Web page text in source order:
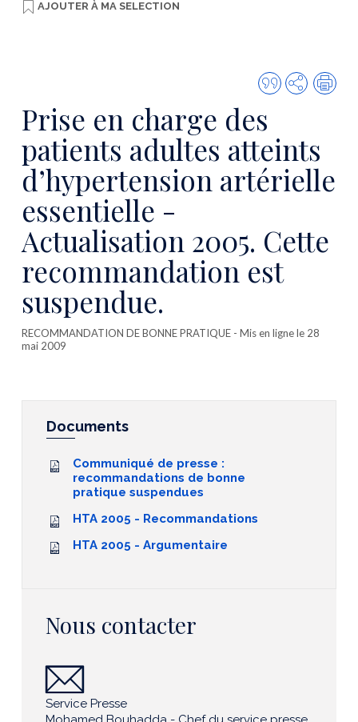
AJOUTER À MA SELECTION
Citer
cette
Partager
Prise en charge des
patients adultes atteints
d’hypertension artérielle
essentielle -
Actualisation 2005. Cette
recommandation est
suspendue.
RECOMMANDATION DE BONNE PRATIQUE - Mis en ligne le 28
mai 2009
Documents
Communiqué de presse :
recommandations de bonne
pratique suspendues
HTA 2005 - Recommandations
HTA 2005 - Argumentaire
Nous contacter
Service Presse